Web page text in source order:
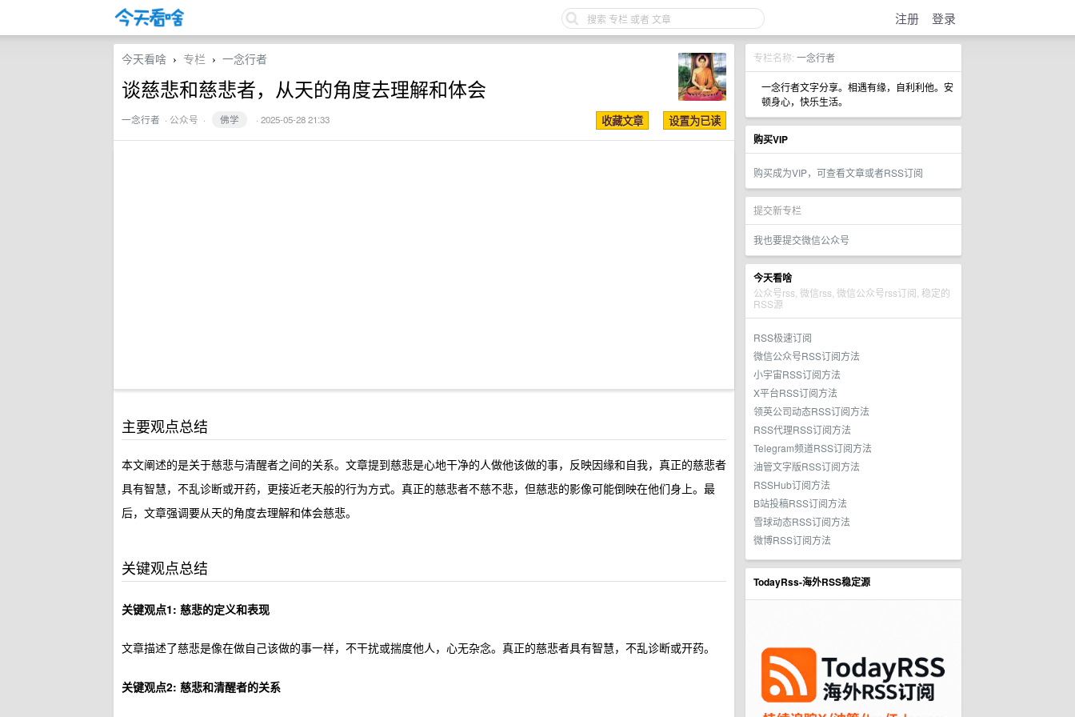
注册 登录
专栏名称: 一念行者
一念行者文字分享。相遇有缘，自利利他。安
顿身心，快乐生活。
购买VIP
购买成为VIP，可查看文章或者RSS订阅
提交新专栏
我也要提交微信公众号
今天看啥
公众号rss, 微信rss, 微信公众号rss订阅, 稳定的
RSS源
RSS极速订阅
微信公众号RSS订阅方法
小宇宙RSS订阅方法
X平台RSS订阅方法
领英公司动态RSS订阅方法
RSS代理RSS订阅方法
Telegram频道RSS订阅方法
油管文字版RSS订阅方法
RSSHub订阅方法
B站投稿RSS订阅方法
雪球动态RSS订阅方法
微博RSS订阅方法
TodayRss-海外RSS稳定源
今天看啥 › 专栏 › 一念行者
谈慈悲和慈悲者，从天的角度去理解和体会
一念行者 · 公众号 · 佛学 · 2025-05-28 21:33
主要观点总结
本文阐述的是关于慈悲与清醒者之间的关系。文章提到慈悲是心地干净的人做他该做的事，反映因缘和自我，真正的慈悲者
具有智慧，不乱诊断或开药，更接近老天般的行为方式。真正的慈悲者不慈不悲，但慈悲的影像可能倒映在他们身上。最
后，文章强调要从天的角度去理解和体会慈悲。
关键观点总结
关键观点1: 慈悲的定义和表现
文章描述了慈悲是像在做自己该做的事一样，不干扰或揣度他人，心无杂念。真正的慈悲者具有智慧，不乱诊断或开药。
关键观点2: 慈悲和清醒者的关系